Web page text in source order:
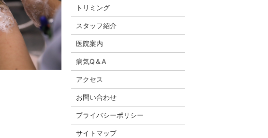
トリミング
スタッフ紹介
医院案内
病気Q＆A
アクセス
お問い合わせ
プライバシーポリシー
サイトマップ